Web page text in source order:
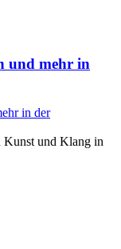
und mehr in
Kunst und Klang in